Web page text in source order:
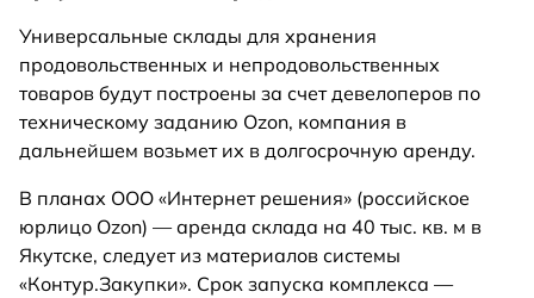
Универсальные склады для хранения
продовольственных и непродовольственных
товаров будут построены за счет девелоперов по
техническому заданию Ozon, компания в
дальнейшем возьмет их в долгосрочную аренду.
В планах ООО «Интернет решения» (российское
юрлицо Ozon) — аренда склада на 40 тыс. кв. м в
Якутске, следует из материалов системы
«Контур.Закупки». Срок запуска комплекса —